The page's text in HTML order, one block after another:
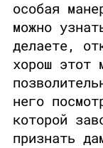
особая
можно
делаете,
хорош этот
него
которой
признать